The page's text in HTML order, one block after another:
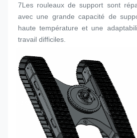
7Les rouleaux de support sont
avec une grande capacité de
haute température et une
travail difficiles.